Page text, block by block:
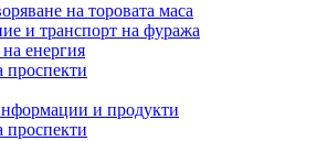
на торовата маса
и транспорт на фуража
енергия
проспекти
и продукти
проспекти